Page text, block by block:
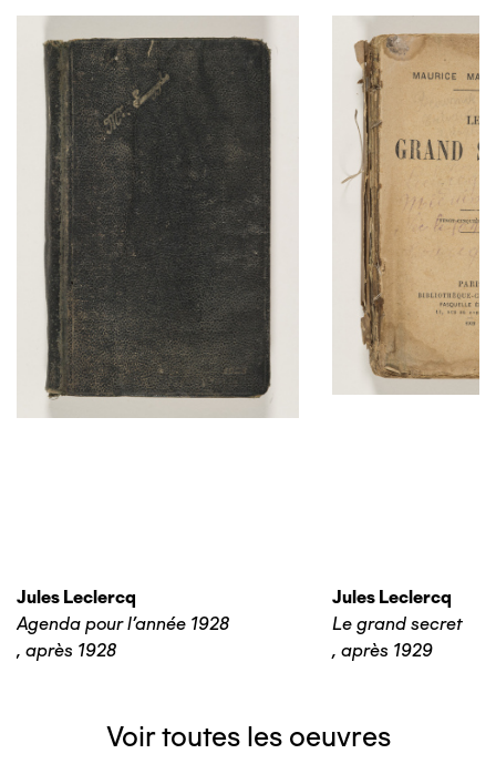
Jules Leclercq
Agenda pour l'année 1928
, après 1928
Jules Leclercq
Le grand secret
, après 1929
Voir toutes les oeuvres